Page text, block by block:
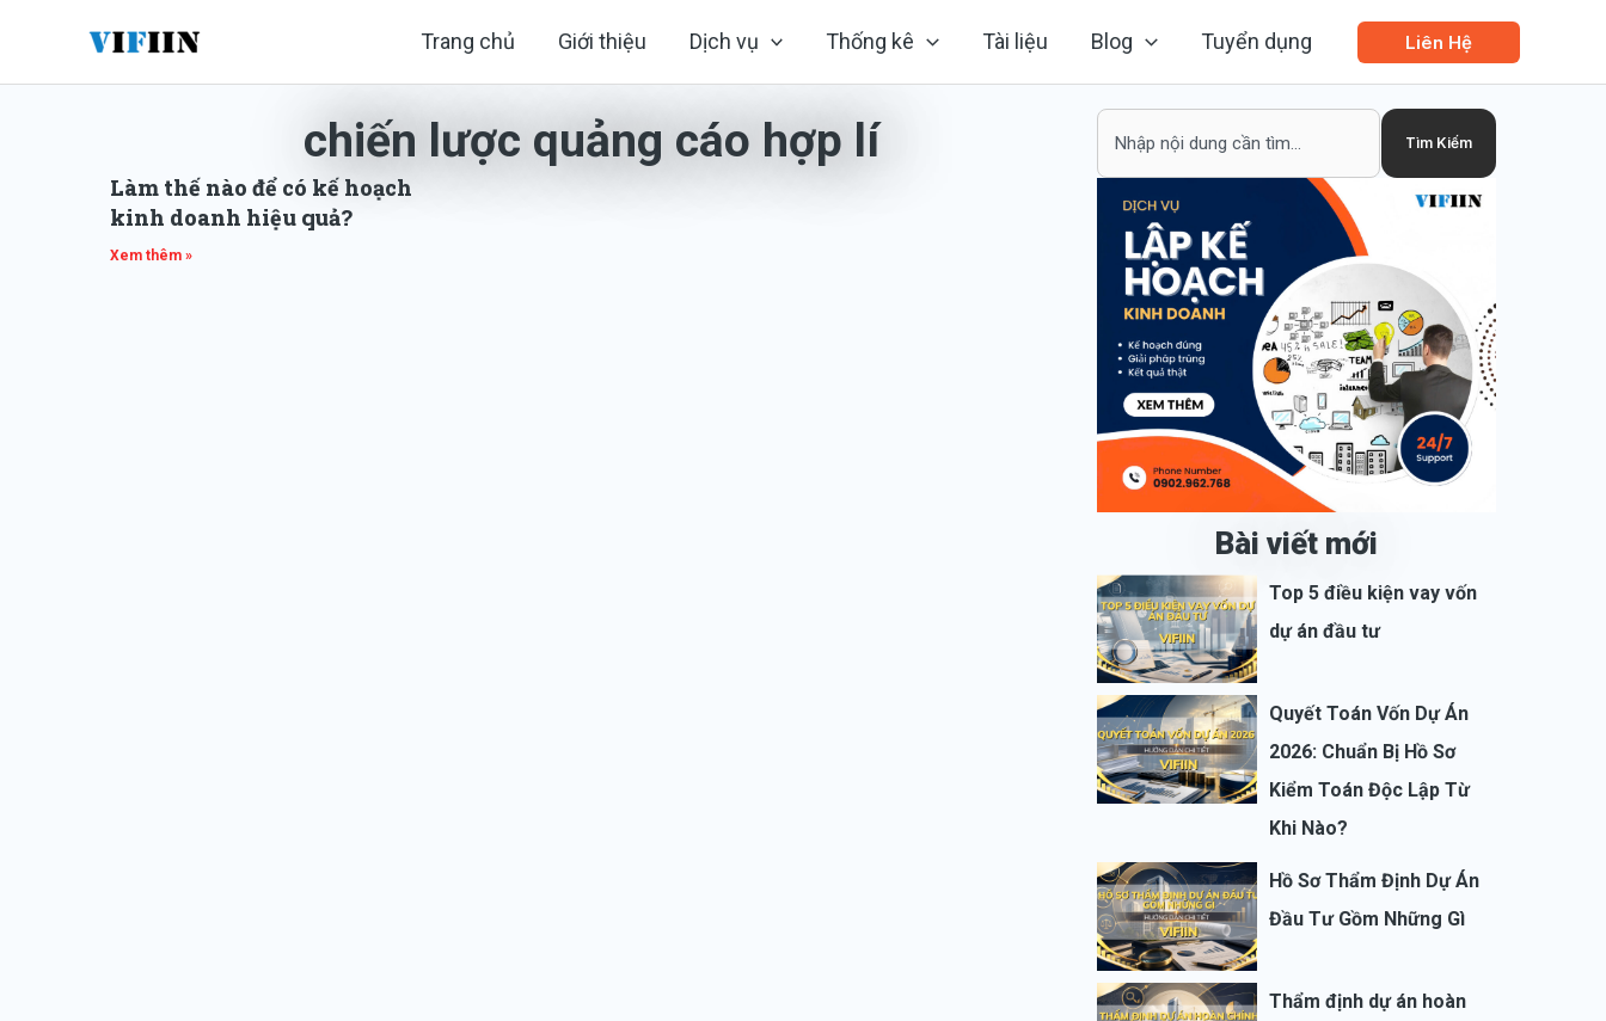
Trang chủ Giới thiệu Dịch vụ Thống kê Tài liệu Blog Tuyển dụng Liên Hệ
chiến lược quảng cáo hợp lí
Làm thế nào để có kế hoạch
kinh doanh hiệu quả?
Xem thêm »
Tìm Kiếm
Bài viết mới
Top 5 điều kiện vay vốn
dự án đầu tư
Quyết Toán Vốn Dự Án
2026: Chuẩn Bị Hồ Sơ
Kiểm Toán Độc Lập Từ
Khi Nào?
Hồ Sơ Thẩm Định Dự Án
Đầu Tư Gồm Những Gì
Thẩm định dự án hoàn